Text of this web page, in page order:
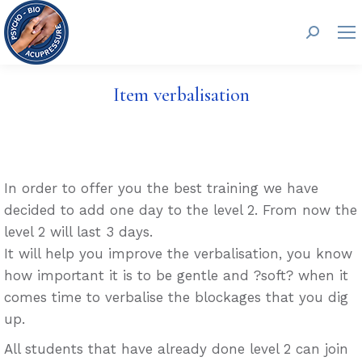
Search:
Item verbalisation
In order to offer you the best training we have
decided to add one day to the level 2. From now the
level 2 will last 3 days.
It will help you improve the verbalisation, you know
how important it is to be gentle and ?soft? when it
comes time to verbalise the blockages that you dig
up.
All students that have already done level 2 can join